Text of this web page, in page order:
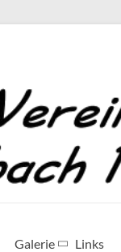
Galerie Links